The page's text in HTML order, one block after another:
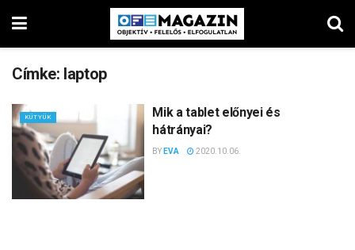
Címke: laptop
KÜTYÜK
Mik a tablet előnyei és
hátrányai?
BY EVA 2020.10.06.